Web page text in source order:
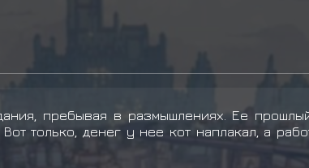
пребывая в размышлениях. Ее
только, денег у нее кот наплакал, а